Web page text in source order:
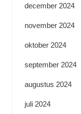
december 2024
november 2024
oktober 2024
september 2024
augustus 2024
juli 2024